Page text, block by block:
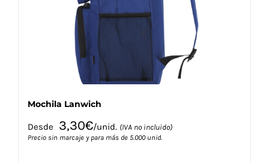
en
la
página
de
producto
Mochila Lanwich
Desde 3,30€/unid. (IVA no incluido)
Precio sin marcaje y para más de 5.000 unid.